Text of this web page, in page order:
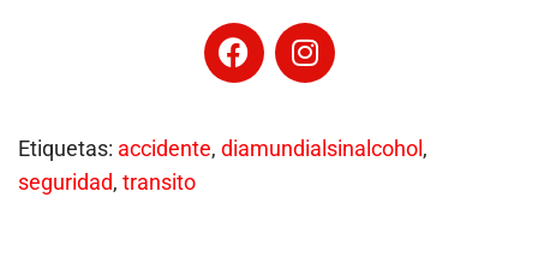
Etiquetas: accidente, diamundialsinalcohol,
seguridad, transito